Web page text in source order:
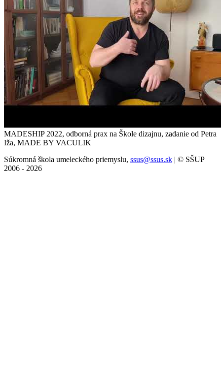
MADESHIP 2022, odborná prax na Škole dizajnu, zadanie od Petra
Iža, MADE BY VACULIK
Súkromná škola umeleckého priemyslu, ssus@ssus.sk | © SŠUP
2006 - 2026